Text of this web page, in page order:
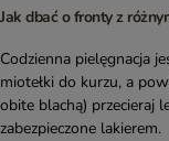
Jak dbać o fronty z
Codzienna pielęgnacja
miotełki do kurzu, a
obite blachą) przecieraj
zabezpieczone lakierem.